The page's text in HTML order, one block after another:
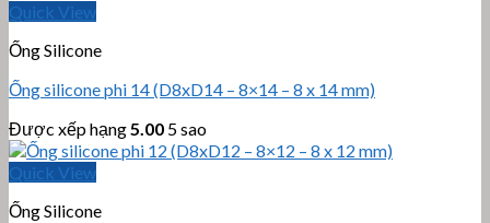
Quick View
Ống Silicone
Ống silicone phi 14 (D8xD14 – 8×14 – 8 x 14 mm)
Được xếp hạng5.00 5 sao
Quick View
Ống Silicone